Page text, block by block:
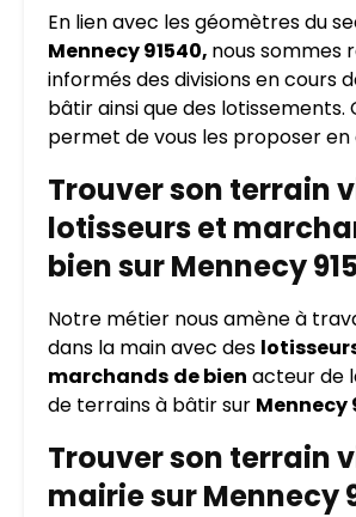
En lien avec les géomètres du
Mennecy 91540, nous sommes
informés des divisions en cours
bâtir ainsi que des lotissements.
permet de vous les proposer en
Trouver son terrain
lotisseurs et
bien sur Mennecy
Notre métier nous amène à
dans la main avec des
marchands de bien acteur de
de terrains à bâtir sur Mennecy
Trouver son terrain
mairie sur Mennecy